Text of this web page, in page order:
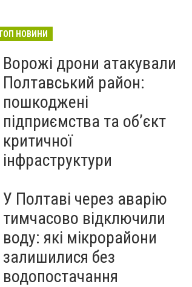
НОВИНИ
Ворожі дрони атакували
Полтавський район:
пошкоджені
підприємства та об’єкт
критичної
інфраструктури
У Полтаві через аварію
тимчасово відключили
воду: які мікрорайони
залишилися без
водопостачання